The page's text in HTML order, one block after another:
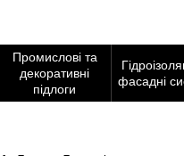
Промислові та
декоративні
підлоги
фасадні